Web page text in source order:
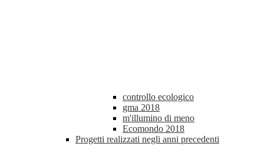
controllo ecologico
gma 2018
m'illumino di meno
Ecomondo 2018
Progetti realizzati negli anni precedenti